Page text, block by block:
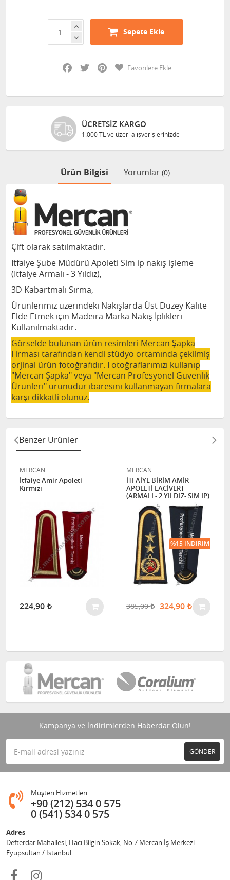
Sepete Ekle
Facebook
Twitter PinterestFavorilere Ekle
ÜCRETSIZ KARGO
1.000 TL ve üzeri alışverişlerinizde
Ürün Bilgisi Yorumlar (0)
Çift olarak satılmaktadır.
İtfaiye Şube Müdürü Apoleti Sim ip nakış işleme
(İtfaiye Armalı - 3 Yıldız),
3D Kabartmalı Sırma,
Ürünlerimiz üzerindeki Nakışlarda Üst Düzey Kalite
Elde Etmek için Madeira Marka Nakış İplikleri
Kullanılmaktadır.
Görselde bulunan ürün resimleri Mercan Şapka
Firması tarafından kendi stüdyo ortamında çekilmiş
orjinal ürün fotoğrafıdır. Fotoğraflarımızı kullanıp
"Mercan Şapka" veya "Mercan Profesyonel Güvenlik
Ürünleri" ürünüdür ibaresini kullanmayan firmalara
karşı dikkatli olunuz.
Benzer Ürünler
MERCAN
İtfaiye Amir Apoleti
Kırmızı
224,90
MERCAN
İTFAİYE BİRİM AMİR
APOLETİ LACİVERT
(ARMALI - 2 YILDIZ- SİM İP)
385,00 324,90
%15 İNDIRIM
Kampanya ve İndirimlerden Haberdar Olun!
GÖNDER
Müşteri Hizmetleri
+90 (212) 534 0 575
0 (541) 534 0 575
Adres
Defterdar Mahallesi, Hacı Bilgin Sokak, No:7 Mercan İş Merkezi
Eyüpsultan / İstanbul